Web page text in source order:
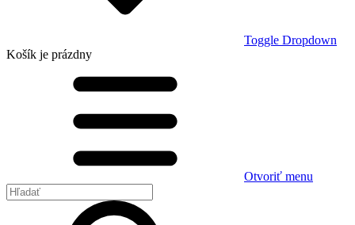
Toggle Dropdown
Košík je prázdny
Otvoriť menu